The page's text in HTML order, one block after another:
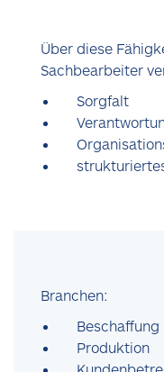
Über diese
Sachbearbeiter
Sorgfalt
Branchen:
Beschaffung
Produktion